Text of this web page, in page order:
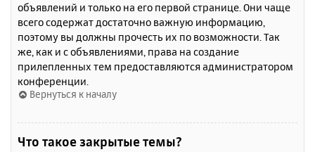
объявлений и только на его первой странице. Они чаще
всего содержат достаточно важную информацию,
поэтому вы должны прочесть их по возможности. Так
же, как и с объявлениями, права на создание
прилепленных тем предоставляются администратором
конференции.
Вернуться к началу
Что такое закрытые темы?